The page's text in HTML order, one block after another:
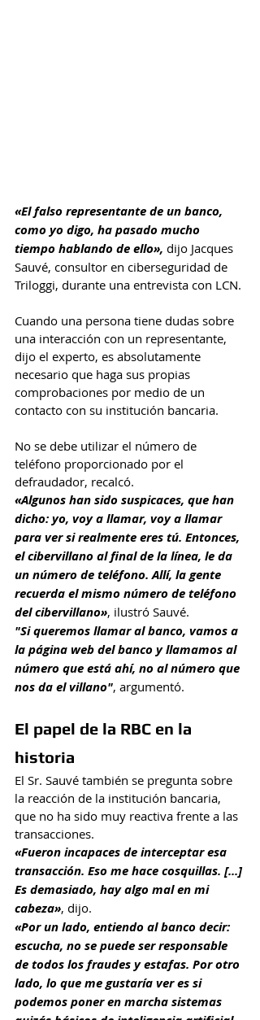
«El falso representante de un banco,
como yo digo, ha pasado mucho
tiempo hablando de ello», dijo Jacques
Sauvé, consultor en ciberseguridad de
Triloggi, durante una entrevista con LCN.
Cuando una persona tiene dudas sobre
una interacción con un representante,
dijo el experto, es absolutamente
necesario que haga sus propias
comprobaciones por medio de un
contacto con su institución bancaria.
No se debe utilizar el número de
teléfono proporcionado por el
defraudador, recalcó.
«Algunos han sido suspicaces, que han
dicho: yo, voy a llamar, voy a llamar
para ver si realmente eres tú. Entonces,
el cibervillano al final de la línea, le da
un número de teléfono. Allí, la gente
recuerda el mismo número de teléfono
del cibervillano», ilustró Sauvé.
"Si queremos llamar al banco, vamos a
la página web del banco y llamamos al
número que está ahí, no al número que
nos da el villano", argumentó.
El papel de la RBC en la
historia
El Sr. Sauvé también se pregunta sobre
la reacción de la institución bancaria,
que no ha sido muy reactiva frente a las
transacciones.
«Fueron incapaces de interceptar esa
transacción. Eso me hace cosquillas. [...]
Es demasiado, hay algo mal en mi
cabeza», dijo.
«Por un lado, entiendo al banco decir:
escucha, no se puede ser responsable
de todos los fraudes y estafas. Por otro
lado, lo que me gustaría ver es si
podemos poner en marcha sistemas